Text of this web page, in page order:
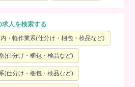
人を検索する
・軽作業系(仕分け・梱包・検品など)
(仕分け・梱包・検品など)
(仕分け・梱包・検品など)